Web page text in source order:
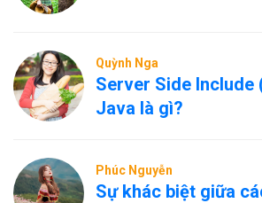
Quỳnh Nga
Server Side Include
Java là gì?
Phúc Nguyễn
Sự khác biệt giữa